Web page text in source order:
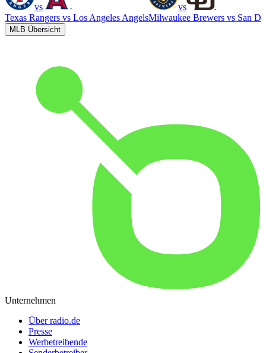
vs
Texas Rangers vs Los Angeles Angels
vs
Milwaukee Brewers vs San
MLB Übersicht
Unternehmen
Über radio.de
Presse
Werbetreibende